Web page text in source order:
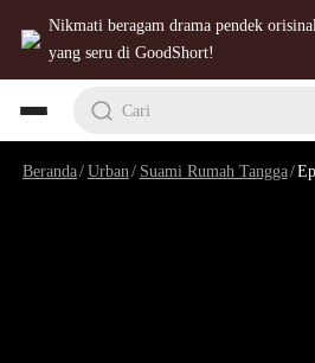
Nikmati beragam drama pendek
yang seru di GoodShort!
Cari
Beranda/Urban / Suami Rumah Tangga/